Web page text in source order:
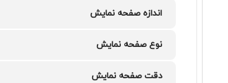
اندازه صفحه نمایش
نوع صفحه نمایش
دقت صفحه نمایش